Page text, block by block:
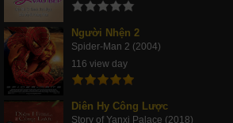
Người Nhện 2
Spider-Man 2 (2004)
116 view day
Diên Hy Công Lược
Story of Yanxi Palace (2018)